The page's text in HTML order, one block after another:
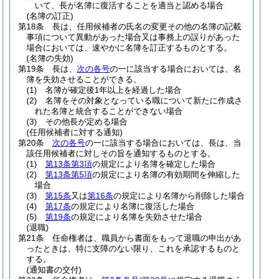
いて、長が名簿に復活することを適当と認める場合
(名簿の訂正)
第18条
長は、任用候補者の氏名の変更その他の名簿の記載
事項について異動があった場合又は事務上の誤りがあった
場合においては、速やかに名簿を訂正するものとする。
(名簿の失効)
第19条
長は、 次の各号の一に該当する場合においては、名
簿を失効させることができる。
(1)
名簿が確定後1年以上を経過した場合
(2)
名簿をその対象となっている職について新たに作成さ
れた名簿と統合することができない場合
(3)
その他長が定める場合
(任用候補者に対する通知)
第20条
次の各号の一に該当する場合においては、長は、当
該任用候補者に対しその旨を通知するものとする。
(1)
第13条第3項の規定により名簿を確定した場合
(2)
第13条第5項の規定により名簿の有効期間を伸縮した
場合
(3)
第15条又は第16条の規定により名簿から削除した場合
(4)
第17条の規定により名簿に復活した場合
(5)
第19条の規定により名簿を失効させた場合
(退職)
第21条
任命権者は、職員から書面をもって退職の申出があ
ったときは、特に支障のない限り、これを承認するものと
する。
(通知書の交付)